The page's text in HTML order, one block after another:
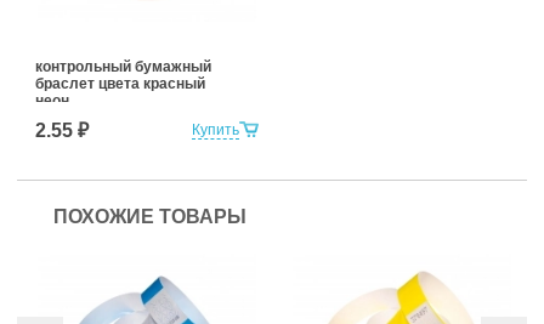
Купить
контрольный бумажный
браслет цвета красный
неон
2.55 ₽
ПОХОЖИЕ ТОВАРЫ